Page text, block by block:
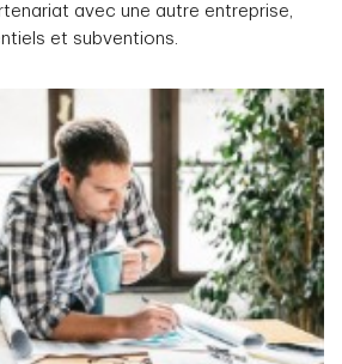
avec une autre entreprise,
et subventions.